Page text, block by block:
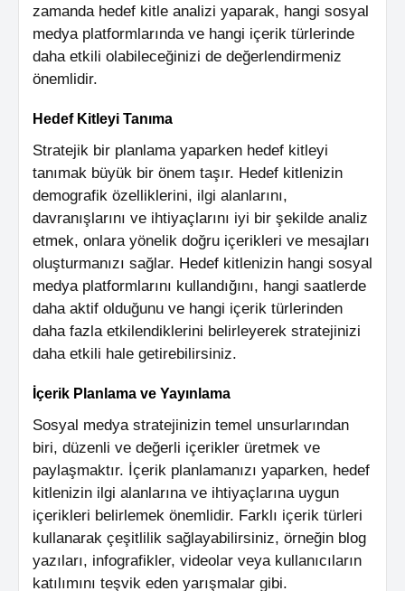
zamanda hedef kitle analizi yaparak, hangi sosyal
medya platformlarında ve hangi içerik türlerinde
daha etkili olabileceğinizi de değerlendirmeniz
önemlidir.
Hedef Kitleyi Tanıma
Stratejik bir planlama yaparken hedef kitleyi
tanımak büyük bir önem taşır. Hedef kitlenizin
demografik özelliklerini, ilgi alanlarını,
davranışlarını ve ihtiyaçlarını iyi bir şekilde analiz
etmek, onlara yönelik doğru içerikleri ve mesajları
oluşturmanızı sağlar. Hedef kitlenizin hangi sosyal
medya platformlarını kullandığını, hangi saatlerde
daha aktif olduğunu ve hangi içerik türlerinden
daha fazla etkilendiklerini belirleyerek stratejinizi
daha etkili hale getirebilirsiniz.
İçerik Planlama ve Yayınlama
Sosyal medya stratejinizin temel unsurlarından
biri, düzenli ve değerli içerikler üretmek ve
paylaşmaktır. İçerik planlamanızı yaparken, hedef
kitlenizin ilgi alanlarına ve ihtiyaçlarına uygun
içerikleri belirlemek önemlidir. Farklı içerik türleri
kullanarak çeşitlilik sağlayabilirsiniz, örneğin blog
yazıları, infografikler, videolar veya kullanıcıların
katılımını teşvik eden yarışmalar gibi.